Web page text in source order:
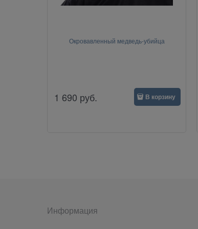
Окровавленный медведь-убийца
1 690 руб. В корзину
Информация